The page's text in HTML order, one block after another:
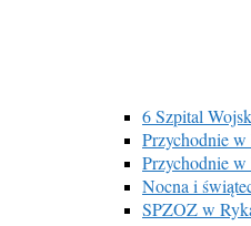
6 Szpital
Przychodnie w
Przychodnie
Nocna i
SPZOZ w